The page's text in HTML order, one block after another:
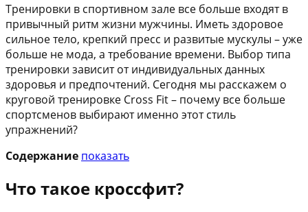
Тренировки в спортивном зале все больше входят в
привычный ритм жизни мужчины. Иметь здоровое
сильное тело, крепкий пресс и развитые мускулы – уже
больше не мода, а требование времени. Выбор типа
тренировки зависит от индивидуальных данных
здоровья и предпочтений. Сегодня мы расскажем о
круговой тренировке Cross Fit – почему все больше
спортсменов выбирают именно этот стиль
упражнений?
Содержание показать
Что такое кроссфит?